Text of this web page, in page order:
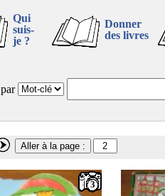
Qui
suis-
je ?
Donner
des livres
3